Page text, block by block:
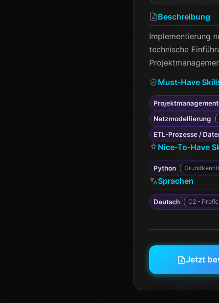
Beschreibung
Implementierung
technische
Must-Have
Projektmanagement
Netzmodellierung
ETL-Prozesse /
Nice-To-Have
Python
Sprachen
Deutsch C2 -
Jetzt